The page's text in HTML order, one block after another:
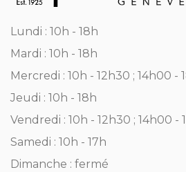
Lundi : 10h - 18h
Mardi : 10h - 18h
Mercredi : 10h - 12h30 ; 14h00 -
Jeudi : 10h - 18h
Vendredi : 10h - 12h30 ; 14h00 -
Samedi : 10h - 17h
Dimanche : fermé